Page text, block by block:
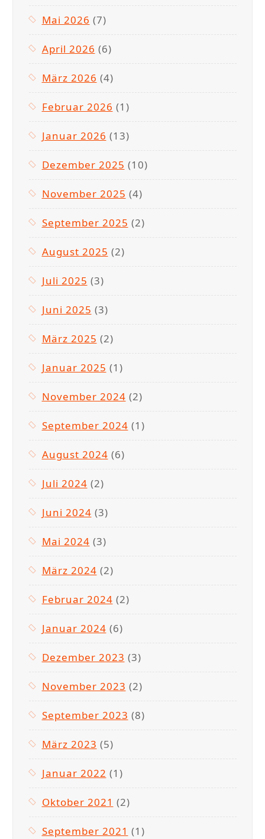
Mai 2026 (7)
April 2026 (6)
März 2026 (4)
Februar 2026 (1)
Januar 2026 (13)
Dezember 2025 (10)
November 2025 (4)
September 2025 (2)
August 2025 (2)
Juli 2025 (3)
Juni 2025 (3)
März 2025 (2)
Januar 2025 (1)
November 2024 (2)
September 2024 (1)
August 2024 (6)
Juli 2024 (2)
Juni 2024 (3)
Mai 2024 (3)
März 2024 (2)
Februar 2024 (2)
Januar 2024 (6)
Dezember 2023 (3)
November 2023 (2)
September 2023 (8)
März 2023 (5)
Januar 2022 (1)
Oktober 2021 (2)
September 2021 (1)